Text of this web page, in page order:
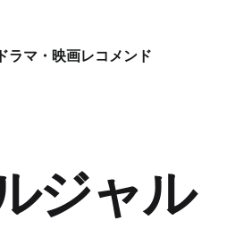
ラマ・映画レコメンド
ジャル